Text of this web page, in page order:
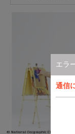
エラ
通信